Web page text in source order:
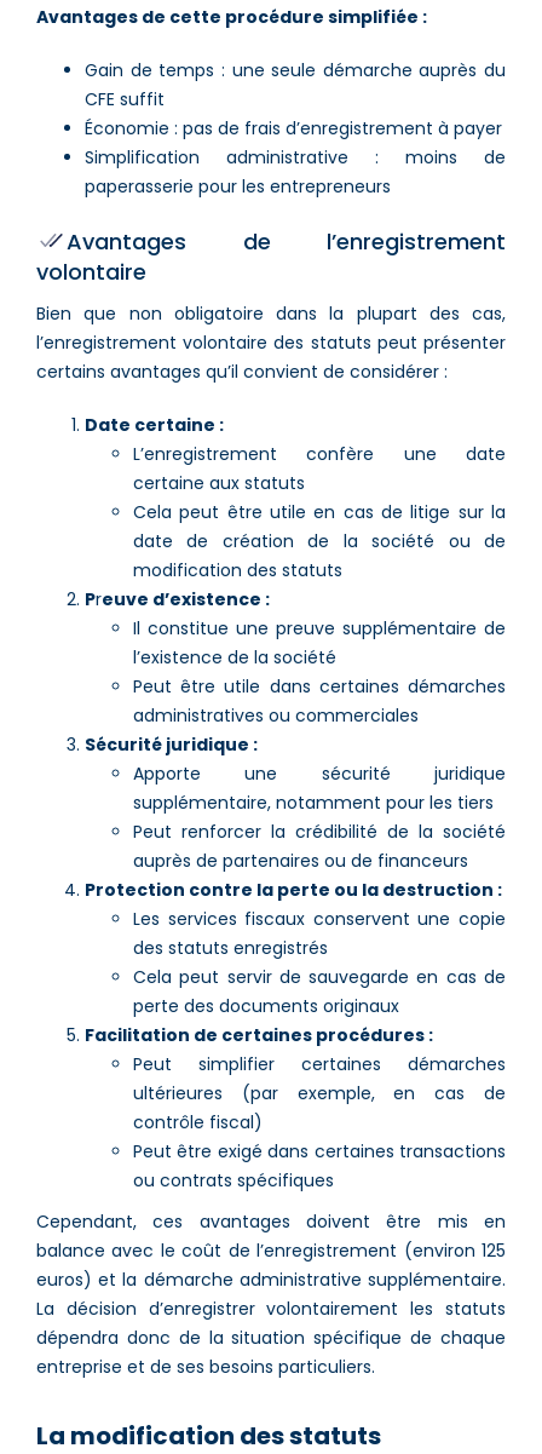
Avantages de cette procédure simplifiée :
Gain de temps : une seule démarche auprès du
CFE suffit
Économie : pas de frais d’enregistrement à payer
Simplification administrative : moins de
paperasserie pour les entrepreneurs
Avantages de l’enregistrement
volontaire
Bien que non obligatoire dans la plupart des cas,
l’enregistrement volontaire des statuts peut présenter
certains avantages qu’il convient de considérer :
Date certaine :
L’enregistrement confère une date
certaine aux statuts
Cela peut être utile en cas de litige sur la
date de création de la société ou de
modification des statuts
Preuve d’existence :
Il constitue une preuve supplémentaire de
l’existence de la société
Peut être utile dans certaines démarches
administratives ou commerciales
Sécurité juridique :
Apporte une sécurité juridique
supplémentaire, notamment pour les tiers
Peut renforcer la crédibilité de la société
auprès de partenaires ou de financeurs
Protection contre la perte ou la destruction :
Les services fiscaux conservent une copie
des statuts enregistrés
Cela peut servir de sauvegarde en cas de
perte des documents originaux
Facilitation de certaines procédures :
Peut simplifier certaines démarches
ultérieures (par exemple, en cas de
contrôle fiscal)
Peut être exigé dans certaines transactions
ou contrats spécifiques
Cependant, ces avantages doivent être mis en
balance avec le coût de l’enregistrement (environ 125
euros) et la démarche administrative supplémentaire.
La décision d’enregistrer volontairement les statuts
dépendra donc de la situation spécifique de chaque
entreprise et de ses besoins particuliers.
La modification des statuts